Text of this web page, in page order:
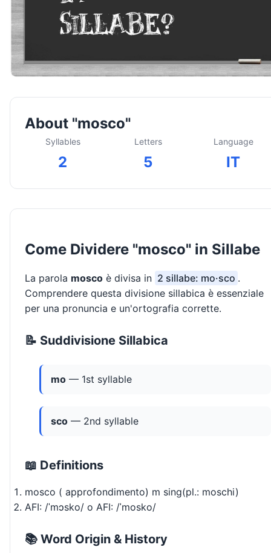
About "mosco"
Syllables
2
Letters
5
Language
IT
Come Dividere "mosco" in Sillabe
La parola mosco è divisa in 2 sillabe: mo·sco .
Comprendere questa divisione sillabica è essenziale
per una pronuncia e un'ortografia corrette.
📝 Suddivisione Sillabica
mo — 1st syllable
sco — 2nd syllable
📖 Definitions
mosco ( approfondimento) m sing(pl.: moschi)
AFI: /ˈmɔsko/ o AFI: /ˈmosko/
📚 Word Origin & History